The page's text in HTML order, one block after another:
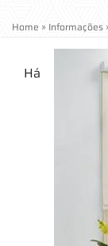
Home » Informações
Há